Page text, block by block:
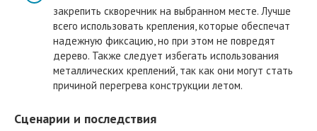
закрепить скворечник на выбранном месте. Лучше
всего использовать крепления, которые обеспечат
надежную фиксацию, но при этом не повредят
дерево. Также следует избегать использования
металлических креплений, так как они могут стать
причиной перегрева конструкции летом.
Сценарии и последствия